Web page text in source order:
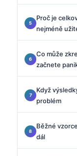
Proč je
nejméně
Co může
začnete
Když
problém
Běžné
dál